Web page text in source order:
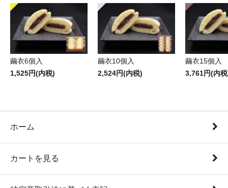
繭衣6個入
1,525円(内税)
繭衣10個入
2,524円(内税)
繭衣15個入
3,761円(内
ホーム
カートを見る